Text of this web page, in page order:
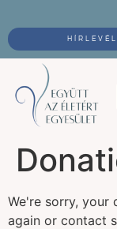
HÍRLEVÉL
We're sorry, your
again or contact